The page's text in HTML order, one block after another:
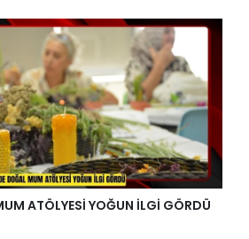
ATÖLYESİ YOĞUN İLGİ GÖRDÜ